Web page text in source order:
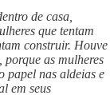
de casa,
que tentam
construir. Houve
porque as mulheres
papel nas aldeias e
em seus